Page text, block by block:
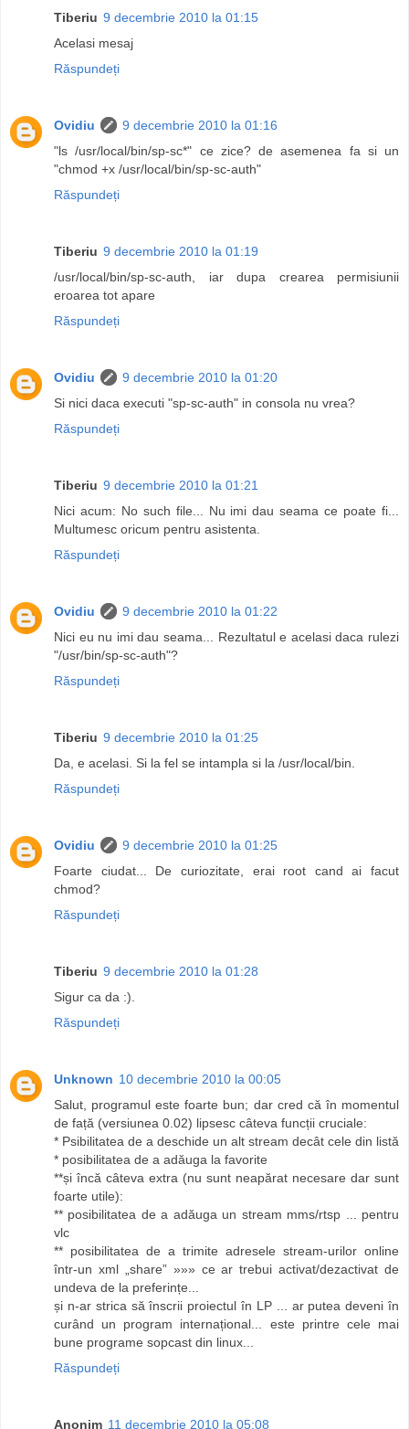
Tiberiu 9 decembrie 2010 la 01:15
Acelasi mesaj
Răspundeți
Ovidiu
9 decembrie 2010 la 01:16
"ls /usr/local/bin/sp-sc*" ce zice? de asemenea fa si un
"chmod +x /usr/local/bin/sp-sc-auth"
Răspundeți
Tiberiu 9 decembrie 2010 la 01:19
/usr/local/bin/sp-sc-auth, iar dupa crearea permisiunii
eroarea tot apare
Răspundeți
Ovidiu
9 decembrie 2010 la 01:20
Si nici daca executi "sp-sc-auth" in consola nu vrea?
Răspundeți
Tiberiu 9 decembrie 2010 la 01:21
Nici acum: No such file... Nu imi dau seama ce poate fi...
Multumesc oricum pentru asistenta.
Răspundeți
Ovidiu
9 decembrie 2010 la 01:22
Nici eu nu imi dau seama... Rezultatul e acelasi daca rulezi
"/usr/bin/sp-sc-auth"?
Răspundeți
Tiberiu 9 decembrie 2010 la 01:25
Da, e acelasi. Si la fel se intampla si la /usr/local/bin.
Răspundeți
Ovidiu
9 decembrie 2010 la 01:25
Foarte ciudat... De curiozitate, erai root cand ai facut
chmod?
Răspundeți
Tiberiu 9 decembrie 2010 la 01:28
Sigur ca da :).
Răspundeți
Unknown 10 decembrie 2010 la 00:05
Salut, programul este foarte bun; dar cred că în momentul
de față (versiunea 0.02) lipsesc câteva funcții cruciale:
* Psibilitatea de a deschide un alt stream decât cele din listă
* posibilitatea de a adăuga la favorite
**și încă câteva extra (nu sunt neapărat necesare dar sunt
foarte utile):
** posibilitatea de a adăuga un stream mms/rtsp ... pentru
vlc
** posibilitatea de a trimite adresele stream-urilor online
într-un xml „share” »»» ce ar trebui activat/dezactivat de
undeva de la preferințe...
și n-ar strica să înscrii proiectul în LP ... ar putea deveni în
curând un program internațional... este printre cele mai
bune programe sopcast din linux...
Răspundeți
Anonim 11 decembrie 2010 la 05:08